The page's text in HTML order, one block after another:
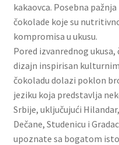
Partners
Poklon aranžmani
Premium čokolada
Prijava za masterclass
kakaovca. Posebna
čokolade koje su
kompromisa u ukusu.
Pored izvanrednog
dizajn inspirisan
čokoladu dolazi poklon
jeziku koja predstavlja
Srbije, uključujući
Dečane, Studenicu i
upoznate sa bogatom